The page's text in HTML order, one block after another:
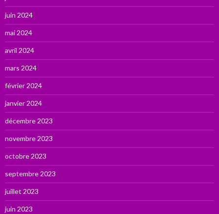
juin 2024
mai 2024
avril 2024
mars 2024
février 2024
janvier 2024
décembre 2023
novembre 2023
octobre 2023
septembre 2023
juillet 2023
juin 2023